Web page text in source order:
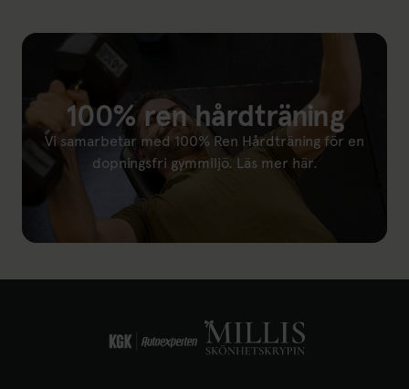
100% ren hårdträning
Vi samarbetar med 100% Ren Hårdträning för en
dopningsfri gymmiljö. Läs mer här.